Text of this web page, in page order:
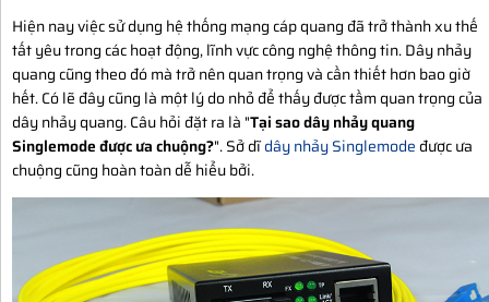
Hiện nay việc sử dụng hệ thống mạng cáp quang đã trở thành xu thế
tất yêu trong các hoạt động, lĩnh vực công nghệ thông tin. Dây nhảy
quang cũng theo đó mà trở nên quan trọng và cần thiết hơn bao giờ
hết. Có lẽ đây cũng là một lý do nhỏ để thấy được tầm quan trọng của
dây nhảy quang. Câu hỏi đặt ra là "Tại sao dây nhảy quang
Singlemode được ưa chuộng?". Sở dĩdây nhảy Singlemode được ưa
chuộng cũng hoàn toàn dễ hiểu bởi.